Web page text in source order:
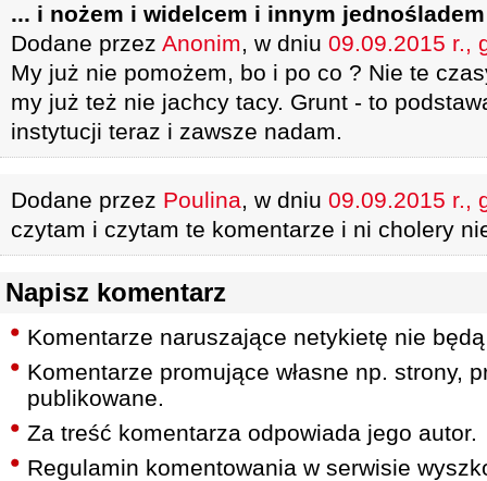
... i nożem i widelcem i innym jednośladem
Dodane przez Anonim, w dniu 09.09.2015 r.,
My już nie pomożem, bo i po co ? Nie te
my już też nie jachcy tacy. Grunt - to
instytucji teraz i zawsze nadam.
Dodane przez Poulina, w dniu 09.09.2015 r.,
czytam i czytam te komentarze i ni cholery
Napisz komentarz
Komentarze naruszające netykietę nie
Komentarze promujące własne np. strony,
publikowane.
Za treść komentarza odpowiada jego autor.
Regulamin komentowania w serwisie